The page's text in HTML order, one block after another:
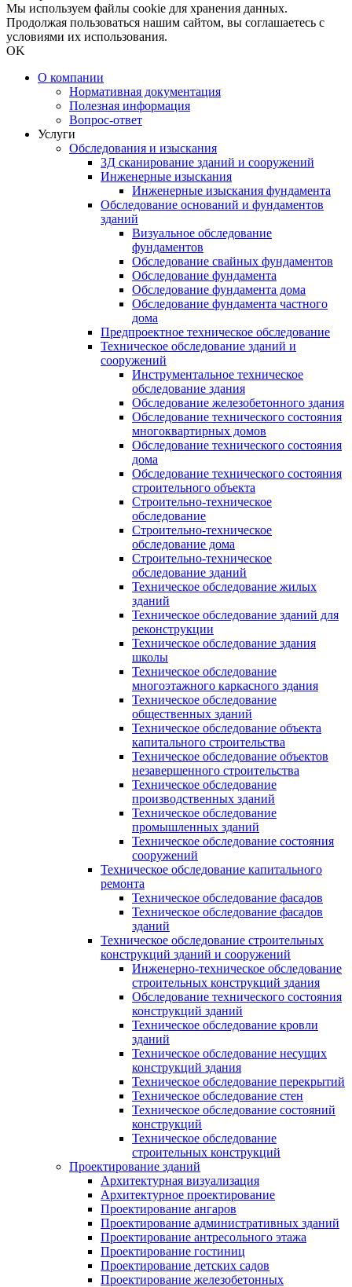
Мы используем файлы cookie для хранения данных.
Продолжая пользоваться нашим сайтом, вы соглашаетесь с
условиями их использования.
OK
О компании
Нормативная документация
Полезная информация
Вопрос-ответ
Услуги
Обследования и изыскания
3Д сканирование зданий и сооружений
Инженерные изыскания
Инженерные изыскания фундамента
Обследование оснований и фундаментов
зданий
Визуальное обследование
фундаментов
Обследование свайных фундаментов
Обследование фундамента
Обследование фундамента дома
Обследование фундамента частного
дома
Предпроектное техническое обследование
Техническое обследование зданий и
сооружений
Инструментальное техническое
обследование здания
Обследование железобетонного здания
Обследование технического состояния
многоквартирных домов
Обследование технического состояния
дома
Обследование технического состояния
строительного объекта
Строительно-техническое
обследование
Строительно-техническое
обследование дома
Строительно-техническое
обследование зданий
Техническое обследование жилых
зданий
Техническое обследование зданий для
реконструкции
Техническое обследование здания
школы
Техническое обследование
многоэтажного каркасного здания
Техническое обследование
общественных зданий
Техническое обследование объекта
капитального строительства
Техническое обследование объектов
незавершенного строительства
Техническое обследование
производственных зданий
Техническое обследование
промышленных зданий
Техническое обследование состояния
сооружений
Техническое обследование капитального
ремонта
Техническое обследование фасадов
Техническое обследование фасадов
зданий
Техническое обследование строительных
конструкций зданий и сооружений
Инженерно-техническое обследование
строительных конструкций здания
Обследование технического состояния
конструкций зданий
Техническое обследование кровли
зданий
Техническое обследование несущих
конструкций здания
Техническое обследование перекрытий
Техническое обследование стен
Техническое обследование состояний
конструкций
Техническое обследование
строительных конструкций
Проектирование зданий
Архитектурная визуализация
Архитектурное проектирование
Проектирование ангаров
Проектирование административных зданий
Проектирование антресольного этажа
Проектирование гостиниц
Проектирование детских садов
Проектирование железобетонных